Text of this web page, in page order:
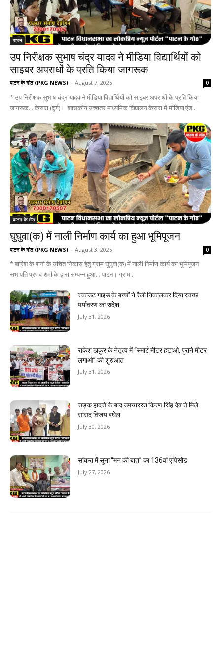
पाटन
उप निरीक्षक सुभाष चंद्र यादव ने मीडिया विद्यार्थियों को
साइबर अपराधों के प्रति किया जागरूक
पाटन के गोठ (PKG NEWS) - August 7, 2026 0
*:उप निरीक्षक सुभाष चंद्र यादव ने मीडिया विद्यार्थियों को साइबर अपराधों के प्रति किया
जागरूक... केसरा (दुर्ग)। शासकीय उच्चतर माध्यमिक विद्यालय केसरा में मीडिया एंड...
पाटन के गोठ
घुघुवा(क) में नाली निर्माण कार्य का हुआ भूमिपूजन
पाटन के गोठ (PKG NEWS) - August 3, 2026 0
* बारिश के पानी के उचित निकास हेतु ग्राम घुघुवा(क) में नाली निर्माण कार्य का भूमिपूजन
सभापति प्रणव शर्मा के द्वारा सम्पन्न हुआ... पाटन। ग्राम...
स्काउट गाइड के बच्चों ने रैली निकालकर दिया स्वच्छ
पर्यावरण का संदेश
July 31, 2026
राकेश ठाकुर के नेतृत्व में “स्मार्ट मीटर हटाओ, पुराने मीटर
लगाओ” की शुरुआत
July 31, 2026
सड़क हादसे के बाद उपचाररत किरण सिंह देव से मिले
सांसद विजय बघेल
July 30, 2026
सांकरा में सुना “मन की बात” का 136वां एपिसोड
July 27, 2026